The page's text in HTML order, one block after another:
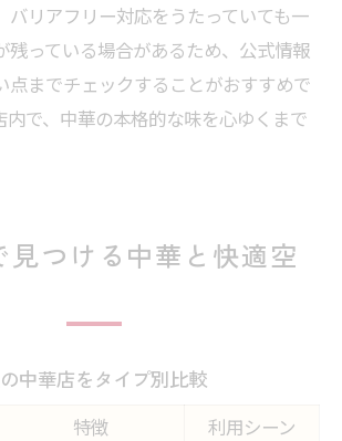
バリアフリー対応をうたっていても一
残っている場合があるため、公式情報
点までチェックすることがおすすめで
内で、中華の本格的な味を心ゆくまで
見つける中華と快適空
中華店をタイプ別比較
特徴 利用シーン